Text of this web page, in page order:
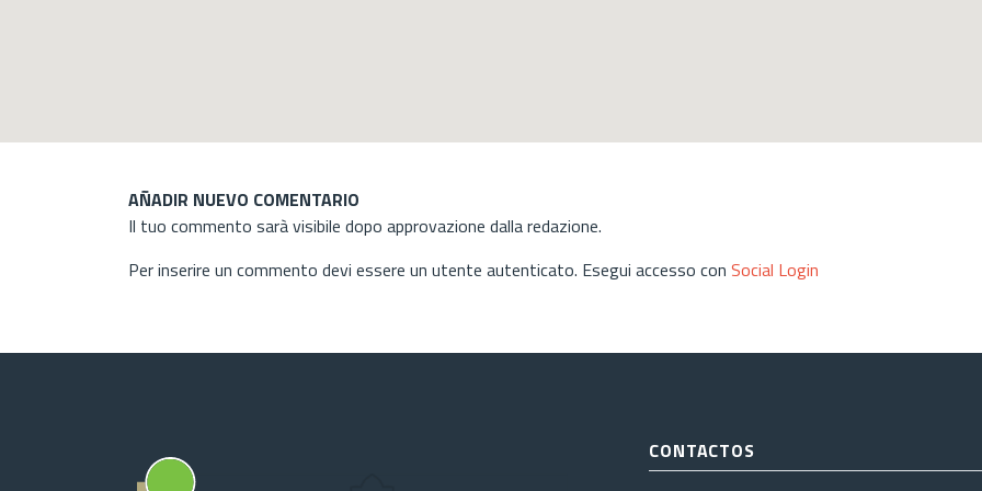
AÑADIR NUEVO COMENTARIO
Il tuo commento sarà visibile dopo approvazione dalla redazione.
Per inserire un commento devi essere un utente autenticato. Esegui accesso con Social Login
CONTACTOS